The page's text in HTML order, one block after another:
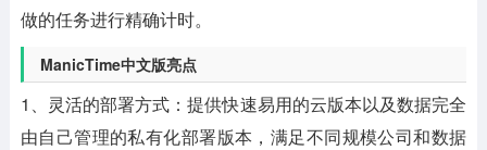
做的任务进行精确计时。
ManicTime中文版亮点
1、灵活的部署方式：提供快速易用的云版本以及数据完全
由自己管理的私有化部署版本，满足不同规模公司和数据